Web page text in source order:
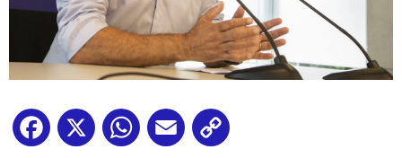
Facebook
X WhatsApp
Email